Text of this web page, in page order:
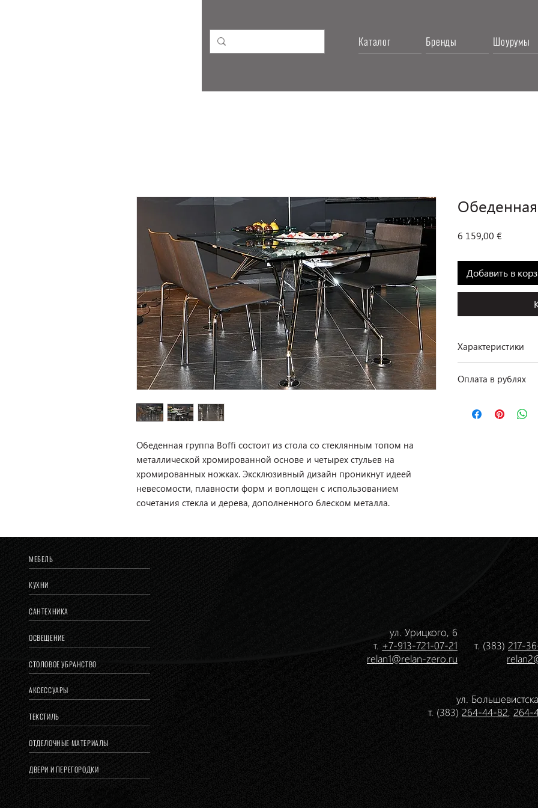
Каталог Бренды Шоурумы
Обеденная группа Boffi состоит из стола со стеклянным топом на
металлической хромированной основе и четырех стульев на
хромированных ножках. Эксклюзивный дизайн проникнут идеей
невесомости, плавности форм и воплощен с использованием
сочетания стекла и дерева, дополненного блеском металла.
6 159,00 €
Добавить в
Характеристики
Размеры: стол 160 ×
Отделка:
Комплектация:
Оплата в рублях
МЕБЕЛЬ
КУХНИ
САНТЕХНИКА
ОСВЕЩЕНИЕ
СТОЛОВОЕ УБРАНСТВО
АКСЕССУАРЫ
ТЕКСТИЛЬ
ОТДЕЛОЧНЫЕ МАТЕРИАЛЫ
ДВЕРИ И ПЕРЕГОРОДКИ
ул. Урицкого, 6
т. +7-913-721-07-21
relan1@relan-zero.ru
т. (383) 217-
ул.
т. (383) 264-44-82, 264-